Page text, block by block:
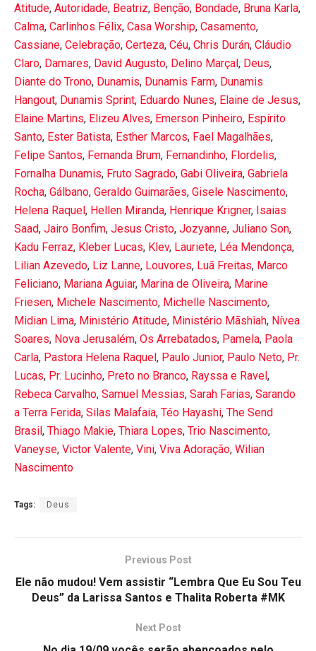
Atitude, Autoridade, Beatriz, Benção, Bondade, Bruna Karla,
Calma, Carlinhos Félix, Casa Worship, Casamento,
Cassiane, Celebração, Certeza, Céu, Chris Durán, Cláudio
Claro, Damares, David Augusto, Delino Marçal, Deus,
Diante do Trono, Dunamis, Dunamis Farm, Dunamis
Hangout, Dunamis Sprint, Eduardo Nunes, Elaine de Jesus,
Elaine Martins, Elizeu Alves, Emerson Pinheiro, Espírito
Santo, Ester Batista, Esther Marcos, Fael Magalhães,
Felipe Santos, Fernanda Brum, Fernandinho, Flordelis,
Fornalha Dunamis, Fruto Sagrado, Gabi Oliveira, Gabriela
Rocha, Gálbano, Geraldo Guimarães, Gisele Nascimento,
Helena Raquel, Hellen Miranda, Henrique Krigner, Isaias
Saad, Jairo Bonfim, Jesus Cristo, Jozyanne, Juliano Son,
Kadu Ferraz, Kleber Lucas, Klev, Lauriete, Léa Mendonça,
Lilian Azevedo, Liz Lanne, Louvores, Luã Freitas, Marco
Feliciano, Mariana Aguiar, Marina de Oliveira, Marine
Friesen, Michele Nascimento, Michelle Nascimento,
Midian Lima, Ministério Atitude, Ministério Mãshîah, Nívea
Soares, Nova Jerusalém, Os Arrebatados, Pamela, Paola
Carla, Pastora Helena Raquel, Paulo Junior, Paulo Neto, Pr.
Lucas, Pr. Lucinho, Preto no Branco, Rayssa e Ravel,
Rebeca Carvalho, Samuel Messias, Sarah Farias, Sarando
a Terra Ferida, Silas Malafaia, Téo Hayashi, The Send
Brasil, Thiago Makie, Thiara Lopes, Trio Nascimento,
Vaneyse, Victor Valente, Vini, Viva Adoração, Wilian
Nascimento
Tags: Deus
Previous Post
Ele não mudou! Vem assistir “Lembra Que Eu Sou Teu
Deus” da Larissa Santos e Thalita Roberta #MK
Next Post